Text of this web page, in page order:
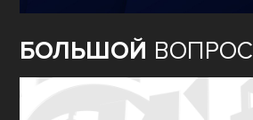
БОЛЬШОЙ ВОПРОС